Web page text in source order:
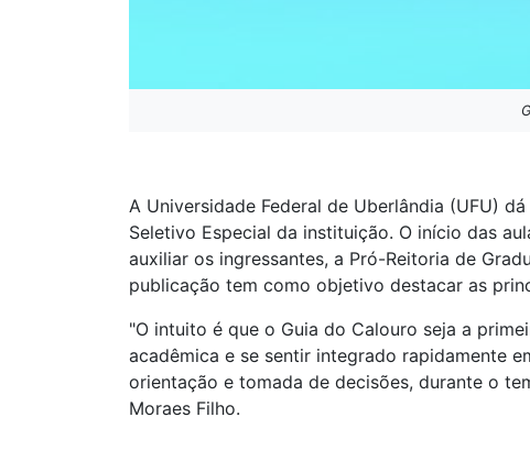
A Universidade Federal de Uberlândia (UFU)
Seletivo Especial da instituição. O início das
auxiliar os ingressantes, a Pró-Reitoria de
publicação tem como objetivo destacar as
"O intuito é que o Guia do Calouro seja a
acadêmica e se sentir integrado rapidamente
orientação e tomada de decisões, durante o
Moraes Filho.